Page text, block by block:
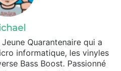
Quarantenaire qui a
informatique, les vinyles
Bass Boost. Passionné